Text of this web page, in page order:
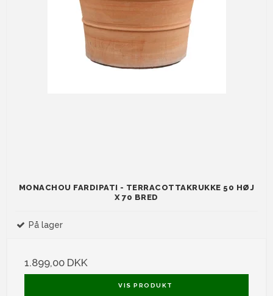
MONACHOU FARDIPATI - TERRACOTTAKRUKKE 50 HØJ
X 70 BRED
På lager
1.899,00 DKK
VIS PRODUKT